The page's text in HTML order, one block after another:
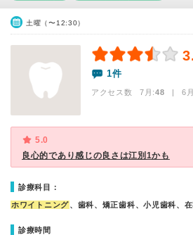
土曜（〜12:30）
1件
アクセス数 7月:48 | 6
5.0
良心的であり感じの良さは江別1かも
診療科目：
ホワイトニング、歯科、矯正歯科、小児歯科、
診療時間